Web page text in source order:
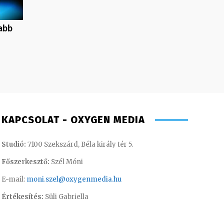
KAPCSOLAT - OXYGEN MEDIA
Studió: 7100 Szekszárd, Béla király tér 5.
Főszerkesztő: Szél Móni
E-mail: moni.szel@oxygenmedia.hu
Értékesítés: Süli Gabriella